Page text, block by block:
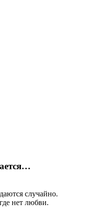
случайно.
нет любви.